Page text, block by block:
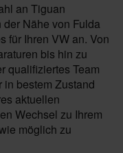
an Tiguan
Nähe von Fulda
für Ihren VW an. Von
bis hin zu
qualifiziertes Team
in bestem Zustand
aktuellen
Wechsel zu Ihrem
möglich zu